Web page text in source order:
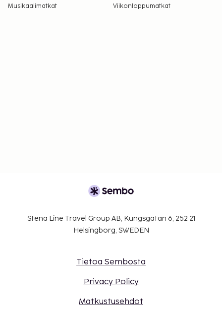
Musikaalimatkat
Viikonloppumatkat
Stena Line Travel Group AB, Kungsgatan 6, 252 21
Helsingborg, SWEDEN
Tietoa Sembosta
Privacy Policy
Matkustusehdot